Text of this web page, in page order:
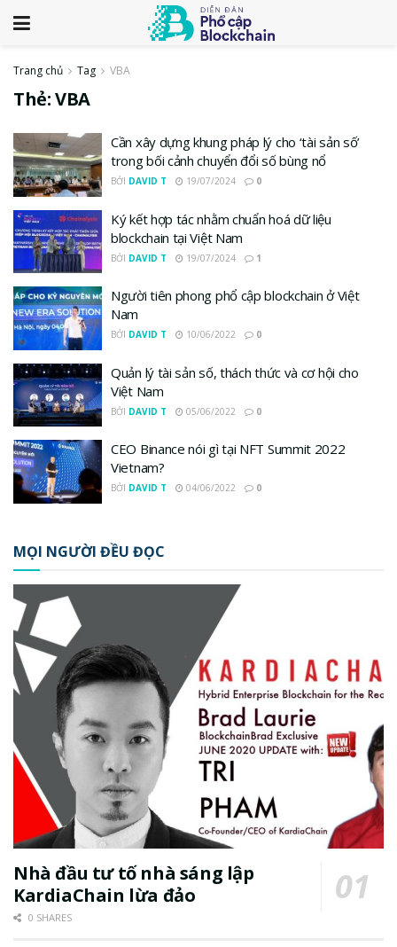
Trang chủ Tag VBA
Thẻ:VBA
Cần xây dựng khung pháp lý cho ‘tài sản số’
trong bối cảnh chuyển đổi số bùng nổ
BỞI DAVID T 19/07/2024 0
Ký kết hợp tác nhằm chuẩn hoá dữ liệu
blockchain tại Việt Nam
BỞI DAVID T 19/07/2024 1
Người tiên phong phổ cập blockchain ở Việt
Nam
BỞI DAVID T 10/06/2022 0
Quản lý tài sản số, thách thức và cơ hội cho
Việt Nam
BỞI DAVID T 05/06/2022 0
CEO Binance nói gì tại NFT Summit 2022
Vietnam?
BỞI DAVID T 04/06/2022 0
MỌI NGƯỜI ĐỀU ĐỌC
Nhà đầu tư tố nhà sáng lập
KardiaChain lừa đảo
0 SHARES